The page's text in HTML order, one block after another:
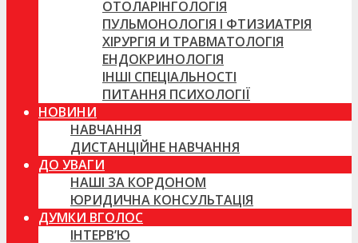
ОТОЛАРІНГОЛОГІЯ
ПУЛЬМОНОЛОГІЯ І ФТИЗИАТРІЯ
ХІРУРГІЯ И ТРАВМАТОЛОГІЯ
ЕНДОКРИНОЛОГІЯ
ІНШІ СПЕЦІАЛЬНОСТІ
ПИТАННЯ ПСИХОЛОГІЇ
НОВИНИ
НАВЧАННЯ
ДИСТАНЦІЙНЕ НАВЧАННЯ
ДО УВАГИ
НАШІ ЗА КОРДОНОМ
ЮРИДИЧНА КОНСУЛЬТАЦІЯ
ДУМКИ ВГОЛОС
ІНТЕРВ’Ю